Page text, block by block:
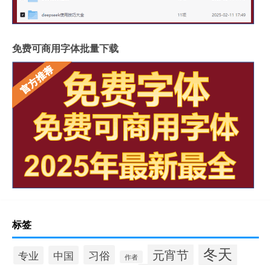
免费可商用字体批量下载
标签
专业 中国 习俗 作者 元宵节 冬天